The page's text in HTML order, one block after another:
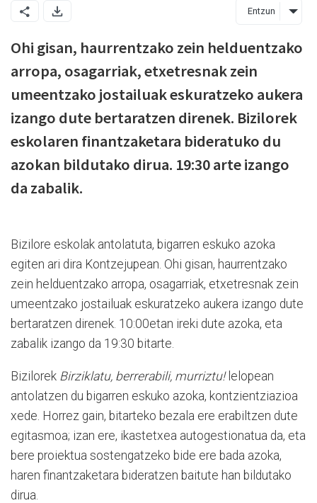
Entzun
Ohi gisan, haurrentzako zein helduentzako
arropa, osagarriak, etxetresnak zein
umeentzako jostailuak eskuratzeko aukera
izango dute bertaratzen direnek. Bizilorek
eskolaren finantzaketara bideratuko du
azokan bildutako dirua. 19:30 arte izango
da zabalik.
Bizilore eskolak antolatuta, bigarren eskuko azoka
egiten ari dira Kontzejupean. Ohi gisan, haurrentzako
zein helduentzako arropa, osagarriak, etxetresnak zein
umeentzako jostailuak eskuratzeko aukera izango dute
bertaratzen direnek. 10:00etan ireki dute azoka, eta
zabalik izango da 19:30 bitarte.
Bizilorek Birziklatu, berrerabili, murriztu!lelopean
antolatzen du bigarren eskuko azoka, kontzientziazioa
xede. Horrez gain, bitarteko bezala ere erabiltzen dute
egitasmoa; izan ere, ikastetxea autogestionatua da, eta
bere proiektua sostengatzeko bide ere bada azoka,
haren finantzaketara bideratzen baitute han bildutako
dirua.